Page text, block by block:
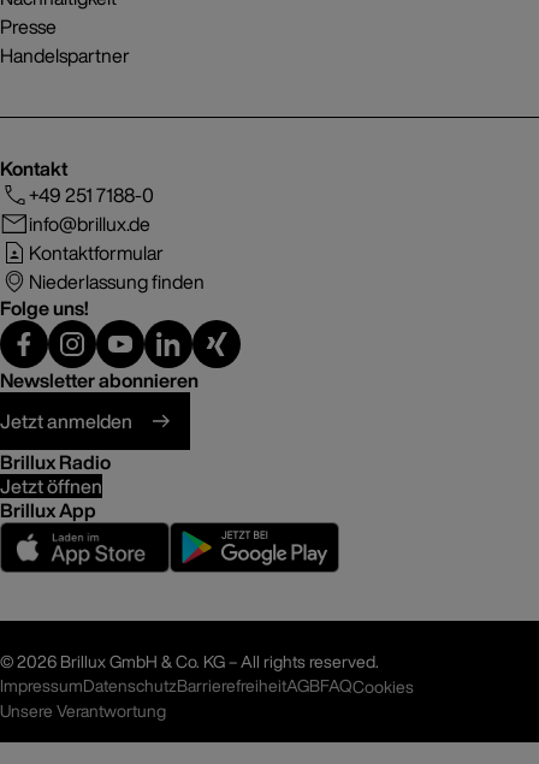
Presse
Handelspartner
Kontakt
+49 251 7188-0
info@brillux.de
Kontaktformular
Niederlassung finden
Folge uns!
Newsletter abonnieren
Jetzt anmelden
Brillux Radio
Jetzt öffnen
Brillux App
©2026 Brillux GmbH & Co. KG – All rights reserved.
ImpressumDatenschutzBarrierefreiheitAGBFAQCookies
Unsere Verantwortung